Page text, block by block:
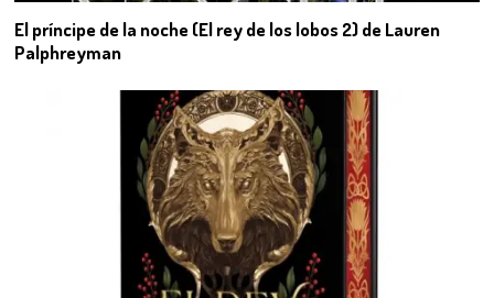
El príncipe de la noche (El rey de los lobos 2) de Lauren
Palphreyman